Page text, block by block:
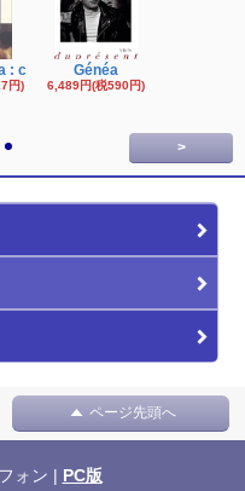
: c
円)
Généa
6,489円(税590円)
>
ページ先頭へ
ォン | PC版